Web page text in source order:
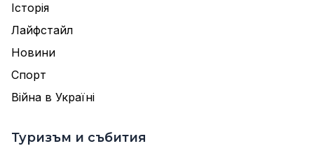
Історія
Лайфстайл
Новини
Спорт
Війна в Україні
Туризъм и събития